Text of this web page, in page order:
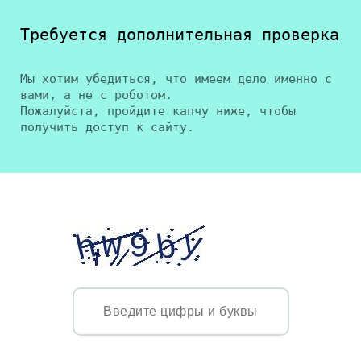
Требуется дополнительная проверка
Мы хотим убедиться, что имеем дело именно с
вами, а не с роботом.
Пожалуйста, пройдите капчу ниже, чтобы
получить доступ к сайту.